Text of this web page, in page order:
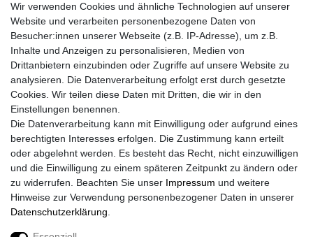
Kontakt
Retouren
Widerrufsrecht
Widerrufs­formular
Impressum
Daten­schutz­erklärung
AGB
Größentabelle
Kataloge
Barrierefreiheitserklärung
Sicherheitsinformationen
Zahlung und Versand
Wir verwenden Cookies und ähnliche Technologien auf unserer
Website und verarbeiten personenbezogene Daten von
Besucher:innen unserer Webseite (z.B. IP-Adresse), um z.B.
Inhalte und Anzeigen zu personalisieren, Medien von
Drittanbietern einzubinden oder Zugriffe auf unsere Website zu
analysieren. Die Datenverarbeitung erfolgt erst durch gesetzte
Cookies. Wir teilen diese Daten mit Dritten, die wir in den
Einstellungen benennen.
Die Datenverarbeitung kann mit Einwilligung oder aufgrund eines
berechtigten Interesses erfolgen. Die Zustimmung kann erteilt
oder abgelehnt werden. Es besteht das Recht, nicht einzuwilligen
und die Einwilligung zu einem späteren Zeitpunkt zu ändern oder
zu widerrufen. Beachten Sie unser Impressum und weitere
Hinweise zur Verwendung personenbezogener Daten in unserer
Daten­schutz­erklärung